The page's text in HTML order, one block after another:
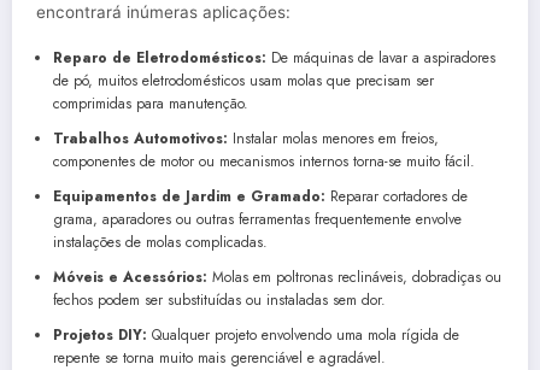
encontrará inúmeras aplicações:
Reparo de Eletrodomésticos: De máquinas de lavar a aspiradores
de pó, muitos eletrodomésticos usam molas que precisam ser
comprimidas para manutenção.
Trabalhos Automotivos: Instalar molas menores em freios,
componentes de motor ou mecanismos internos torna-se muito fácil.
Equipamentos de Jardim e Gramado: Reparar cortadores de
grama, aparadores ou outras ferramentas frequentemente envolve
instalações de molas complicadas.
Móveis e Acessórios: Molas em poltronas reclináveis, dobradiças ou
fechos podem ser substituídas ou instaladas sem dor.
Projetos DIY: Qualquer projeto envolvendo uma mola rígida de
repente se torna muito mais gerenciável e agradável.